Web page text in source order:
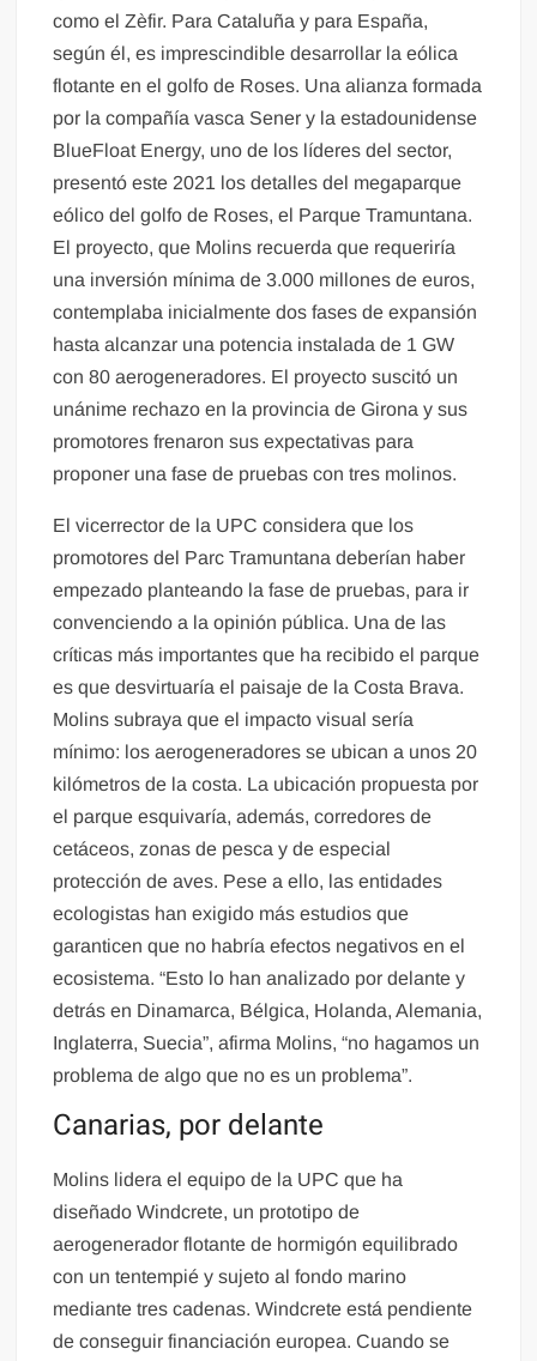
como el Zèfir. Para Cataluña y para España,
según él, es imprescindible desarrollar la eólica
flotante en el golfo de Roses. Una alianza formada
por la compañía vasca Sener y la estadounidense
BlueFloat Energy, uno de los líderes del sector,
presentó este 2021 los detalles del megaparque
eólico del golfo de Roses, el Parque Tramuntana.
El proyecto, que Molins recuerda que requeriría
una inversión mínima de 3.000 millones de euros,
contemplaba inicialmente dos fases de expansión
hasta alcanzar una potencia instalada de 1 GW
con 80 aerogeneradores. El proyecto suscitó un
unánime rechazo en la provincia de Girona y sus
promotores frenaron sus expectativas para
proponer una fase de pruebas con tres molinos.
El vicerrector de la UPC considera que los
promotores del Parc Tramuntana deberían haber
empezado planteando la fase de pruebas, para ir
convenciendo a la opinión pública. Una de las
críticas más importantes que ha recibido el parque
es que desvirtuaría el paisaje de la Costa Brava.
Molins subraya que el impacto visual sería
mínimo: los aerogeneradores se ubican a unos 20
kilómetros de la costa. La ubicación propuesta por
el parque esquivaría, además, corredores de
cetáceos, zonas de pesca y de especial
protección de aves. Pese a ello, las entidades
ecologistas han exigido más estudios que
garanticen que no habría efectos negativos en el
ecosistema. “Esto lo han analizado por delante y
detrás en Dinamarca, Bélgica, Holanda, Alemania,
Inglaterra, Suecia”, afirma Molins, “no hagamos un
problema de algo que no es un problema”.
Canarias, por delante
Molins lidera el equipo de la UPC que ha
diseñado Windcrete, un prototipo de
aerogenerador flotante de hormigón equilibrado
con un tentempié y sujeto al fondo marino
mediante tres cadenas. Windcrete está pendiente
de conseguir financiación europea. Cuando se